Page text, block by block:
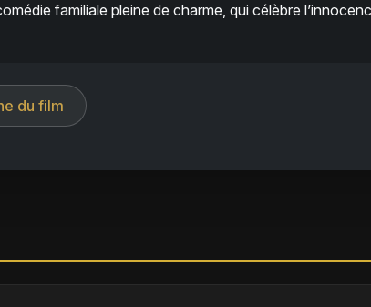
familiale pleine de charme, qui célèbre
du film